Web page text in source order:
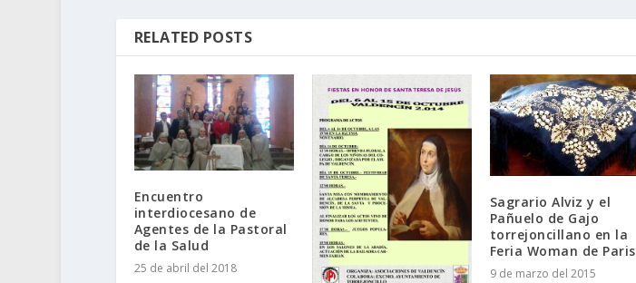
RELATED POSTS
Encuentro
interdiocesano de
Agentes de la Pastoral
de la Salud
25 de abril del 2018
Sagrario Alviz y el
Pañuelo de Gajo
torrejoncillano en la
Feria Woman de Paris
9 de marzo del 2015